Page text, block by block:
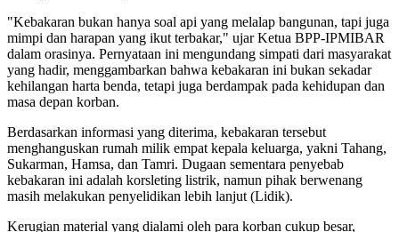
"Kebakaran bukan hanya soal api yang melalap bangunan, tapi juga
mimpi dan harapan yang ikut terbakar," ujar Ketua BPP-IPMIBAR
dalam orasinya. Pernyataan ini mengundang simpati dari masyarakat
yang hadir, menggambarkan bahwa kebakaran ini bukan sekadar
kehilangan harta benda, tetapi juga berdampak pada kehidupan dan
masa depan korban.
Berdasarkan informasi yang diterima, kebakaran tersebut
menghanguskan rumah milik empat kepala keluarga, yakni Tahang,
Sukarman, Hamsa, dan Tamri. Dugaan sementara penyebab
kebakaran ini adalah korsleting listrik, namun pihak berwenang
masih melakukan penyelidikan lebih lanjut (Lidik).
Kerugian material yang dialami oleh para korban cukup besar,